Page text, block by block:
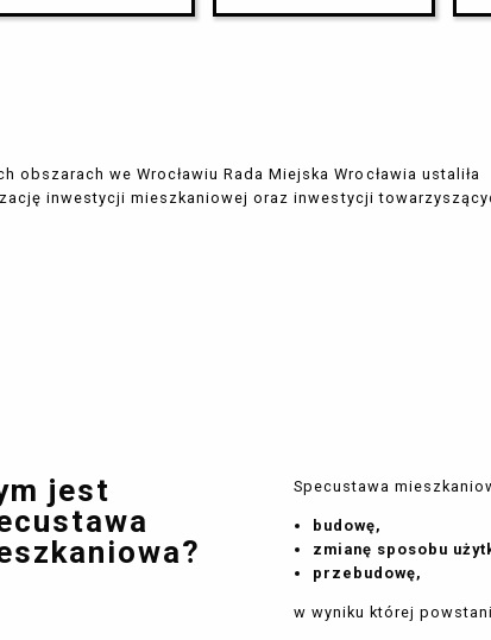
obszarach we Wrocławiu Rada Miejska Wrocławia ustaliła
inwestycji mieszkaniowej oraz inwestycji
jest
Specustawa
budowę,
zmianę sposobu
przebudowę,
w wyniku której